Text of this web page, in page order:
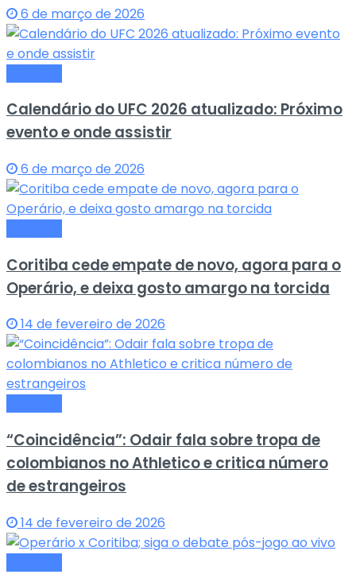
6 de março de 2026
Calendário do UFC 2026 atualizado: Próximo
evento e onde assistir
6 de março de 2026
Coritiba cede empate de novo, agora para o
Operário, e deixa gosto amargo na torcida
14 de fevereiro de 2026
“Coincidência”: Odair fala sobre tropa de
colombianos no Athletico e critica número
de estrangeiros
14 de fevereiro de 2026